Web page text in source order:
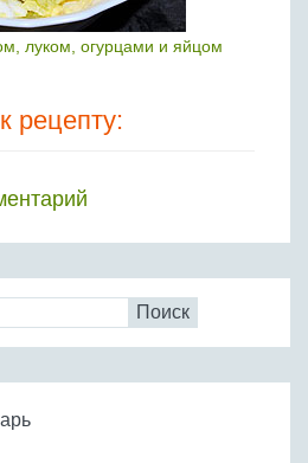
луком, огурцами и яйцом
рецепту:
Поиск